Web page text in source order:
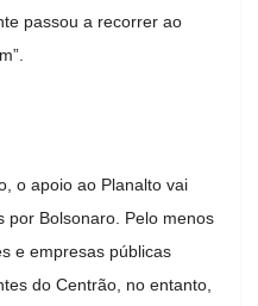
passou a recorrer ao
o apoio ao Planalto vai
por Bolsonaro. Pelo menos
e empresas públicas
do Centrão, no entanto,